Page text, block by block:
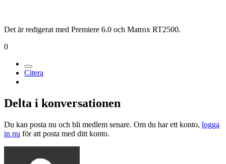
Det är redigerat med Premiere 6.0 och Matrox RT2500.
0
Citera
Delta i konversationen
Du kan posta nu och bli medlem senare. Om du har ett konto, logga
in nu för att posta med ditt konto.